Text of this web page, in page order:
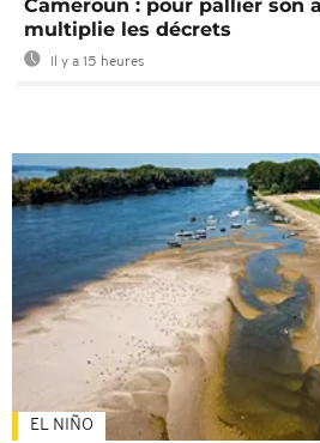
Cameroun : pour pallier son
multiplie les décrets
Il y a 15 heures
EL NIÑO